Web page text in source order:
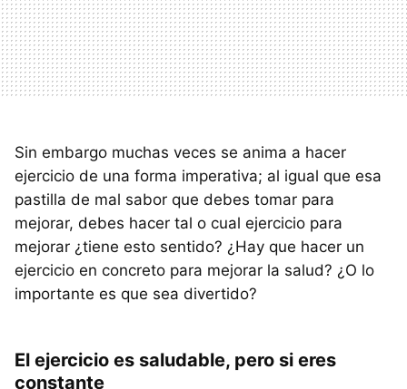
Sin embargo muchas veces se anima a hacer
ejercicio de una forma imperativa; al igual que esa
pastilla de mal sabor que debes tomar para
mejorar, debes hacer tal o cual ejercicio para
mejorar ¿tiene esto sentido? ¿Hay que hacer un
ejercicio en concreto para mejorar la salud? ¿O lo
importante es que sea divertido?
El ejercicio es saludable, pero si eres
constante